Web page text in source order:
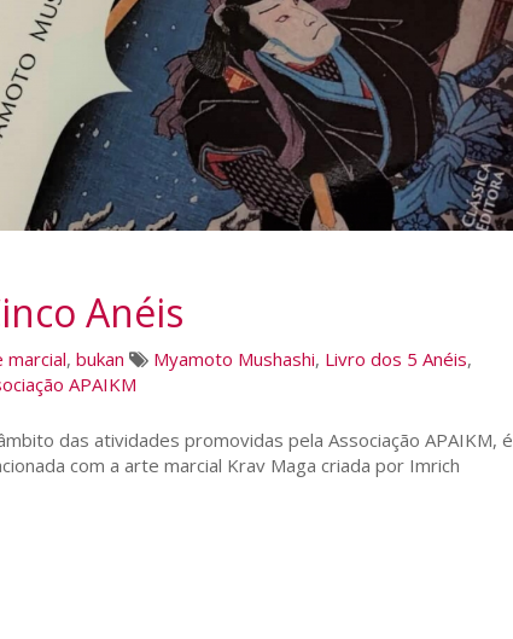
Anéis
marcial, bukan Myamoto Mushashi, Livro dos 5 Anéis,
APAIKM
das atividades promovidas pela Associação APAIKM, é
com a arte marcial Krav Maga criada por Imrich